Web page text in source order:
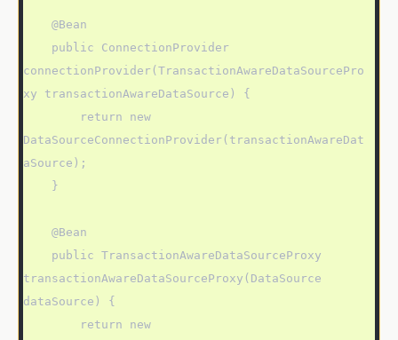
connectionProvider(TransactionAwareDataSourcePro
xy transactionAwareDataSource) {
DataSourceConnectionProvider(transactionAwareDat
aSource);
transactionAwareDataSourceProxy(DataSource
dataSource) {